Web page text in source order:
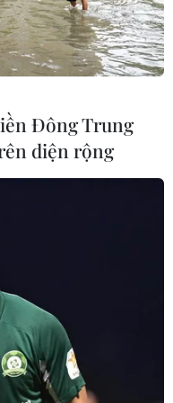
Quốc
độ
Đông Trung
diện rộng